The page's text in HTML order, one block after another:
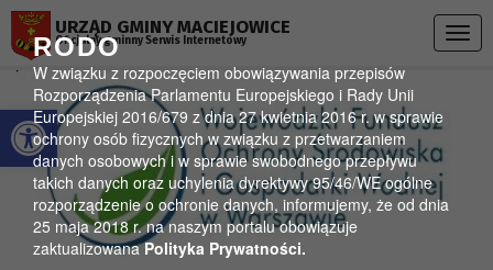
Otwórz pasek narzędzi
RODO
W związku z rozpoczęciem obowiązywania przepisów
Rozporządzenia Parlamentu Europejskiego i Rady Unii
Europejskiej 2016/679 z dnia 27 kwietnia 2016 r. w sprawie
ochrony osób fizycznych w związku z przetwarzaniem
danych osobowych i w sprawie swobodnego przepływu
takich danych oraz uchylenia dyrektywy 95/46/WE ogólne
rozporządzenie o ochronie danych, informujemy, że od dnia
25 maja 2018 r. na naszym portalu obowiązuje
zaktualizowanaPolityka Prywatności.
URZĄD GMINY MACIEJOWICE
Oficjalny gminny Serwis Internetowy